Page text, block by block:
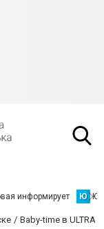
информирует Ю
Baby-time в ULTRA